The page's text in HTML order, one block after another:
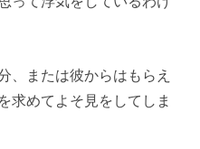
、または彼からはもらえ
求めてよそ見をしてしま